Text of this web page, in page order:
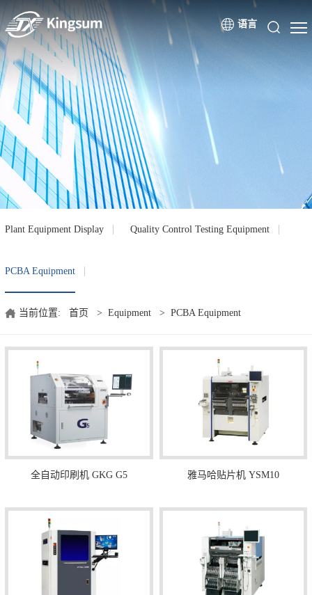
语言
Plant Equipment Display Quality Control Testing Equipment
PCBA Equipment
当前位置: 首页 > Equipment > PCBA Equipment
全自动印刷机 GKG G5 雅马哈贴片机 YSM10